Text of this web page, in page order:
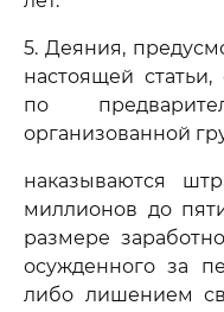
5. Деяния,
настоящей
по
организованной
наказываются
миллионов до
размере
осужденного за
либо лишением